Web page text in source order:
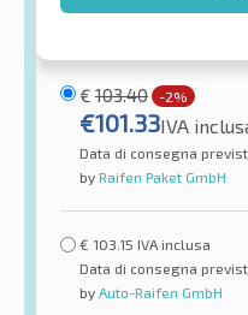
€ 103.40 -2%
€101.33IVA
Data di consegna
by Raifen Paket GmbH
€ 103.15 IVA inclusa
Data di consegna
by Auto-Raifen GmbH